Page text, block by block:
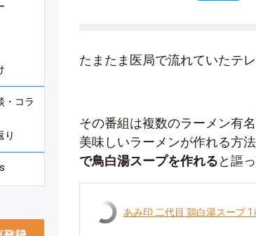
・コラ
り
たまたま医局で流れていたテ
その番組は複数のラーメン有
美味しいラーメンが作れる方
で鳥白湯スープを作れると謳
あみ印 二代目 鶏白湯スープ 1